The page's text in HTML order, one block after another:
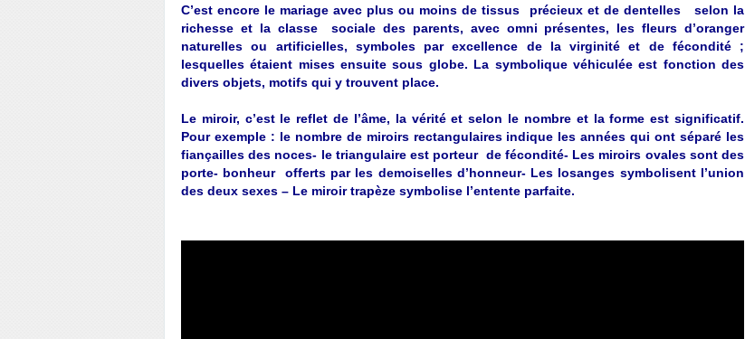
C’est encore le mariage avec plus ou moins de tissus précieux et de dentelles selon la
richesse et la classe sociale des parents, avec omni présentes, les fleurs d’oranger
naturelles ou artificielles, symboles par excellence de la virginité et de fécondité ;
lesquelles étaient mises ensuite sous globe. La symbolique véhiculée est fonction des
divers objets, motifs qui y trouvent place.
Le miroir, c’est le reflet de l’âme, la vérité et selon le nombre et la forme est significatif.
Pour exemple : le nombre de miroirs rectangulaires indique les années qui ont séparé les
fiançailles des noces- le triangulaire est porteur de fécondité- Les miroirs ovales sont des
porte- bonheur offerts par les demoiselles d’honneur- Les losanges symbolisent l’union
des deux sexes – Le miroir trapèze symbolise l’entente parfaite.